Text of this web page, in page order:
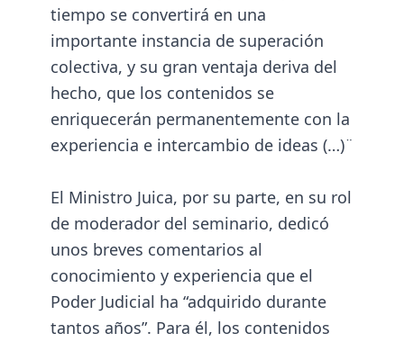
tiempo se convertirá en una
importante instancia de superación
colectiva, y su gran ventaja deriva del
hecho, que los contenidos se
enriquecerán permanentemente con la
experiencia e intercambio de ideas (…)¨
El Ministro Juica, por su parte, en su rol
de moderador del seminario, dedicó
unos breves comentarios al
conocimiento y experiencia que el
Poder Judicial ha “adquirido durante
tantos años”. Para él, los contenidos